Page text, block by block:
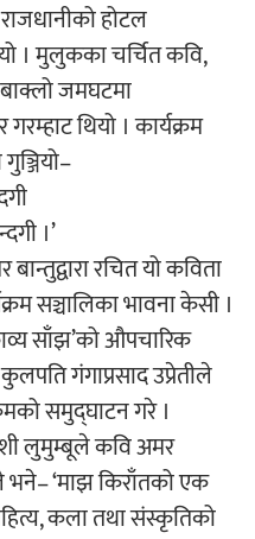
भत्किँदा दुई मजदुरको मृत्यु
बुधबारदेखि आफ्नो
टिकट
होटल
। मुलुकका चर्चित कवि,
जमघटमा
थियो । कार्यक्रम
।’
रचित यो कविता
सञ्चालिका भावना केसी ।
साँझ’को औपचारिक
कुलपति गंगाप्रसाद उप्रेतीले
समुद्घाटन गरे ।
लुमुम्बूले कवि अमर
भने– ‘माझ किराँतको एक
कला तथा संस्कृतिको